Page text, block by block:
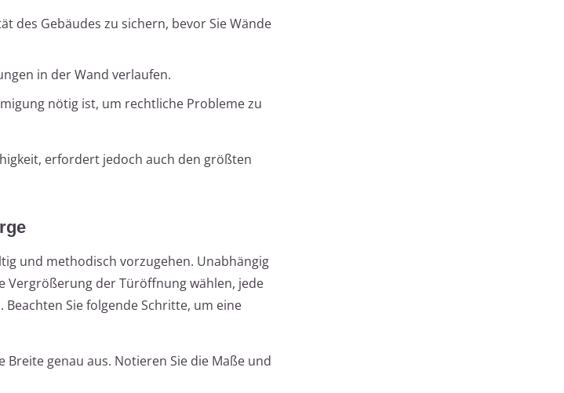
des Gebäudes zu sichern, bevor Sie Wände
in der Wand verlaufen.
nötig ist, um rechtliche Probleme zu
erfordert jedoch auch den größten
und methodisch vorzugehen. Unabhängig
Vergrößerung der Türöffnung wählen, jede
Sie folgende Schritte, um eine
genau aus. Notieren Sie die Maße und